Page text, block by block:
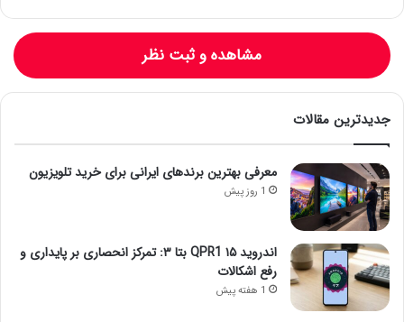
مشاهده و ثبت نظر
جدیدترین مقالات
معرفی بهترین برندهای ایرانی برای خرید تلویزیون
1 روز پیش
اندروید ۱۵ QPR1 بتا ۳: تمرکز انحصاری بر پایداری و
رفع اشکالات
1 هفته پیش